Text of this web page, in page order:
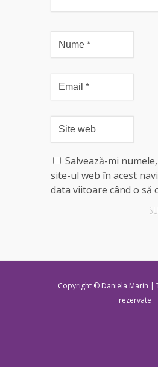
Salvează-mi
site-ul web în acest
data viitoare când o să
Copyright © Daniela Marin |
rezervate